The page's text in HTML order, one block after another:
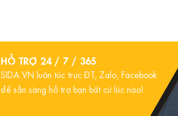
HỖ TRỢ 24 / 7 / 365
SIDA.VN luôn túc trực ĐT, Zalo, Facebook
để sẵn sàng hỗ trợ bạn bất cứ lúc nào!